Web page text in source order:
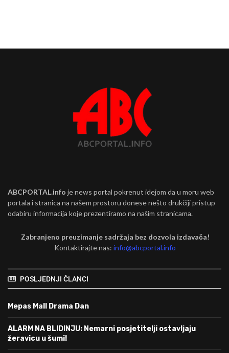
ABCPORTAL.info je news portal pokrenut idejom da u moru web
portala i stranica na našem prostoru donese nešto drukčiji pristup
odabiru informacija koje prezentiramo na našim stranicama.
Zabranjeno preuzimanje sadržaja bez dozvola izdavača!
Kontaktirajte nas:info@abcportal.info
POSLJEDNJI ČLANCI
Mepas Mall Drama Dan
ALARM NA BLIDINJU: Nemarni posjetitelji ostavljaju
žeravicu u šumi!